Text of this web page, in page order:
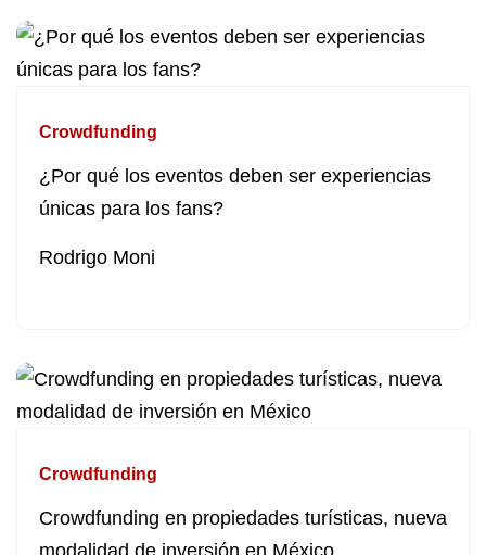
Crowdfunding
¿Por qué los eventos deben ser experiencias
únicas para los fans?
Rodrigo Moni
Crowdfunding
Crowdfunding en propiedades turísticas, nueva
modalidad de inversión en México